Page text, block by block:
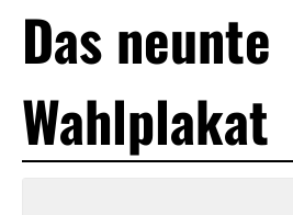
Das neunte
Wahlplakat